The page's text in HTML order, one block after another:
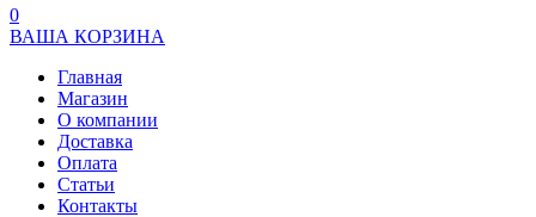
0
ВАША КОРЗИНА
Главная
Магазин
О компании
Доставка
Оплата
Статьи
Контакты